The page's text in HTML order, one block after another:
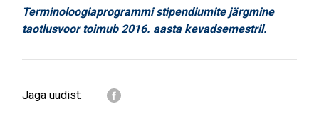
Terminoloogiaprogrammi stipendiumite järgmine
taotlusvoor toimub 2016. aasta kevadsemestril.
Jaga uudist: